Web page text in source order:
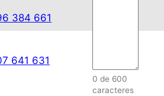
384 661
641 631
0 de 600
caracteres